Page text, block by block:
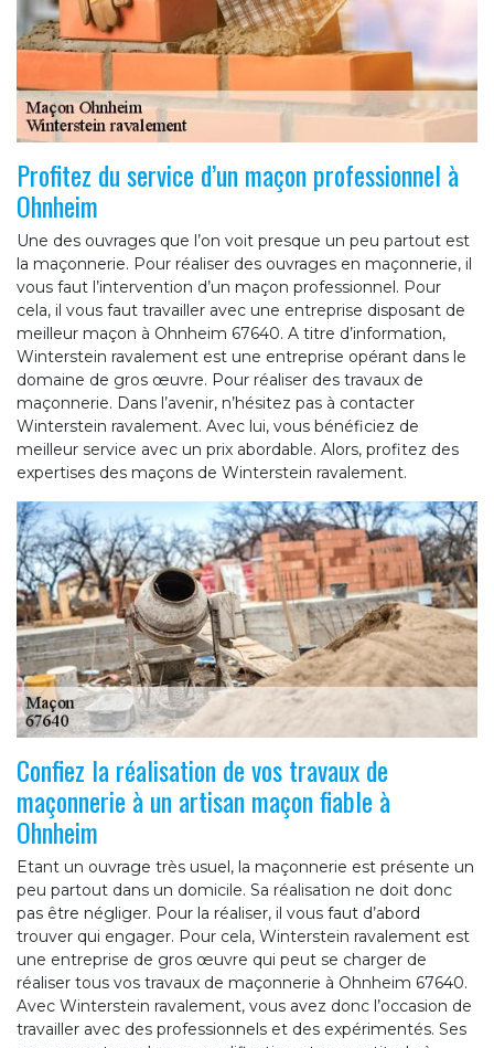
Profitez du service d’un maçon professionnel à
Ohnheim
Une des ouvrages que l’on voit presque un peu partout est
la maçonnerie. Pour réaliser des ouvrages en maçonnerie, il
vous faut l’intervention d’un maçon professionnel. Pour
cela, il vous faut travailler avec une entreprise disposant de
meilleur maçon à Ohnheim 67640. A titre d’information,
Winterstein ravalement est une entreprise opérant dans le
domaine de gros œuvre. Pour réaliser des travaux de
maçonnerie. Dans l’avenir, n’hésitez pas à contacter
Winterstein ravalement. Avec lui, vous bénéficiez de
meilleur service avec un prix abordable. Alors, profitez des
expertises des maçons de Winterstein ravalement.
Confiez la réalisation de vos travaux de
maçonnerie à un artisan maçon fiable à
Ohnheim
Etant un ouvrage très usuel, la maçonnerie est présente un
peu partout dans un domicile. Sa réalisation ne doit donc
pas être négliger. Pour la réaliser, il vous faut d’abord
trouver qui engager. Pour cela, Winterstein ravalement est
une entreprise de gros œuvre qui peut se charger de
réaliser tous vos travaux de maçonnerie à Ohnheim 67640.
Avec Winterstein ravalement, vous avez donc l’occasion de
travailler avec des professionnels et des expérimentés. Ses